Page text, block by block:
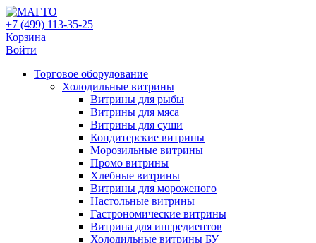
+7 (499) 113-35-25
Корзина
Войти
Свернуть/
развернуть
Торговое оборудованиe
Холодильные витрины
Витрины для рыбы
Витрины для мяса
Витрины для суши
Кондитерские витрины
Морозильные витрины
Промо витрины
Хлебные витрины
Витрины для мороженого
Настольные витрины
Гастрономические витрины
Витрина для ингредиентов
Холодильные витрины БУ